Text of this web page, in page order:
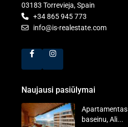
03183 Torrevieja, Spain
+34 865 945 773
info@is-realestate.com
Naujausi pasiūlymai
baseinu, Ali...